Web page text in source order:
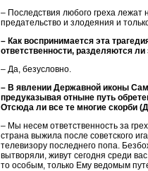
– Последствия любого греха лежат
предательство и злодеяния и
– Как воспринимается эта
ответственности, разделяются
– Да, безусловно.
– В явлении Державной иконы
предуказывая отныне путь
Отсюда ли все те многие скорби
– Мы несем ответственность за
страна выжила после советского
телевизору последнего попа.
вытворяли, живут сегодня среди
то особым, только Ему ведомым